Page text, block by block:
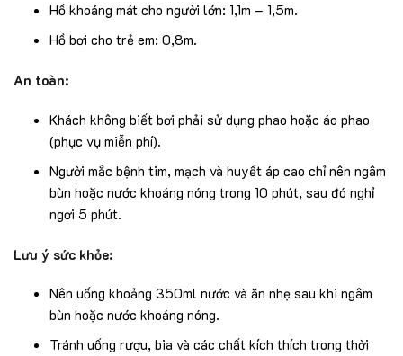
Hồ khoáng mát cho người lớn: 1,1m – 1,5m.
Hồ bơi cho trẻ em: 0,8m.
An toàn:
Khách không biết bơi phải sử dụng phao hoặc áo phao
(phục vụ miễn phí).
Người mắc bệnh tim, mạch và huyết áp cao chỉ nên ngâm
bùn hoặc nước khoáng nóng trong 10 phút, sau đó nghỉ
ngơi 5 phút.
Lưu ý sức khỏe:
Nên uống khoảng 350ml nước và ăn nhẹ sau khi ngâm
bùn hoặc nước khoáng nóng.
Tránh uống rượu, bia và các chất kích thích trong thời